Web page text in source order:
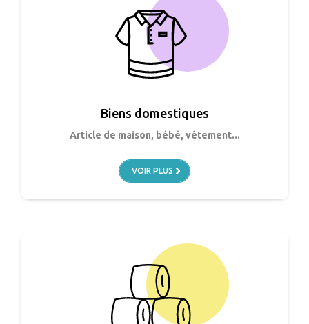
Biens domestiques
Article de maison, bébé, vêtement...
VOIR PLUS